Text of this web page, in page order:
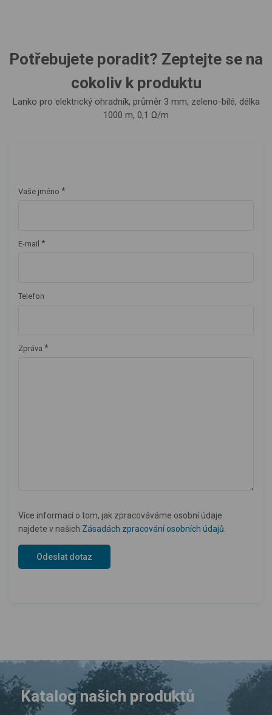
Potřebujete poradit? Zeptejte se na
cokoliv k produktu
Lanko pro elektrický ohradník, průměr 3 mm, zeleno-bílé, délka
1000 m, 0,1 Ω/m
Vaše jméno *
E-mail *
Telefon
Zpráva *
Více informací o tom, jak zpracováváme osobní údaje
najdete v našich Zásadách zpracování osobních údajů
Katalog našich produktů